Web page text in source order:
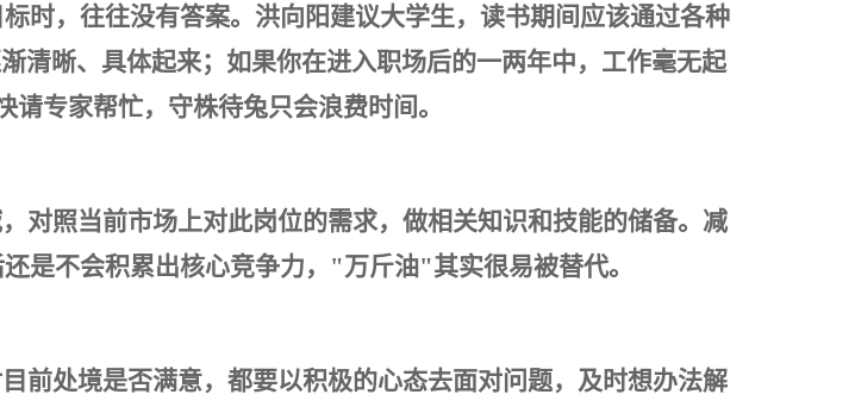
时，往往没有答案。洪向阳建议大学生，读书期间应该通过各种
清晰、具体起来；如果你在进入职场后的一两年中，工作毫无起
专家帮忙，守株待兔只会浪费时间。
对照当前市场上对此岗位的需求，做相关知识和技能的储备。减
是不会积累出核心竞争力，"万斤油"其实很易被替代。
前处境是否满意，都要以积极的心态去面对问题，及时想办法解